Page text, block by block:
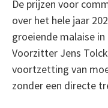
De prijzen voor
over het hele jaar
groeiende malaise
Voorzitter Jens
voortzetting van
zonder een directe